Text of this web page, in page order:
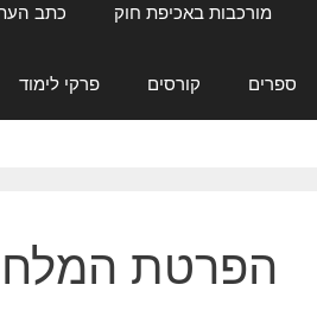
מורכבות באכיפת חוק כתב
ספרים קורסים פרקי לימוד
הפרטת